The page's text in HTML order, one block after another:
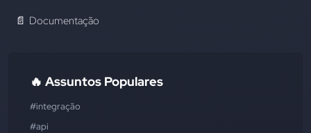
📄 Documentação
🔥 Assuntos Populares
#integração
#api